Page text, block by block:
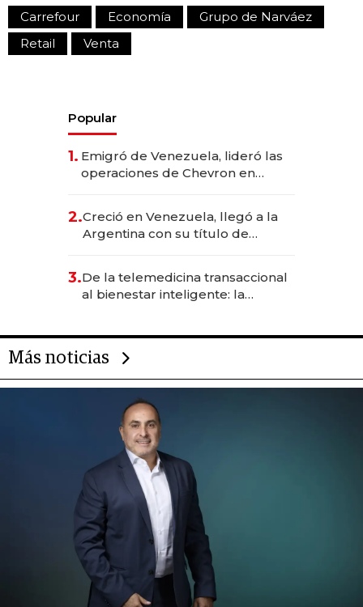
Carrefour Economía
Grupo de Narváez
Retail
Venta
Popular
1. Emigró de Venezuela, lideró las
operaciones de Chevron en
2.Creció en Venezuela, llegó a la
Argentina con su título de
las marcas "fast premium"
3.De la telemedicina transaccional
al bienestar inteligente: la
Más noticias